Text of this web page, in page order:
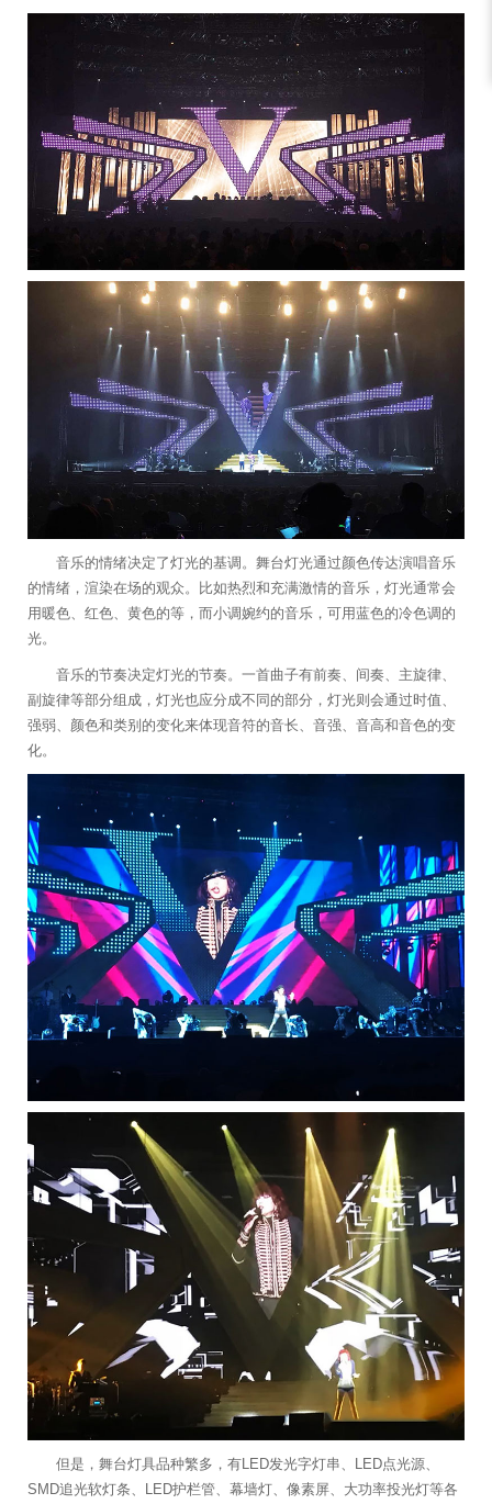
音乐的情绪决定了灯光的基调。舞台灯光通过颜色传达演唱音乐
的情绪，渲染在场的观众。比如热烈和充满激情的音乐，灯光通常会
用暖色、红色、黄色的等，而小调婉约的音乐，可用蓝色的冷色调的
光。
音乐的节奏决定灯光的节奏。一首曲子有前奏、间奏、主旋律、
副旋律等部分组成，灯光也应分成不同的部分，灯光则会通过时值、
强弱、颜色和类别的变化来体现音符的音长、音强、音高和音色的变
化。
但是，舞台灯具品种繁多，有LED发光字灯串、LED点光源、
SMD追光软灯条、LED护栏管、幕墙灯、像素屏、大功率投光灯等各